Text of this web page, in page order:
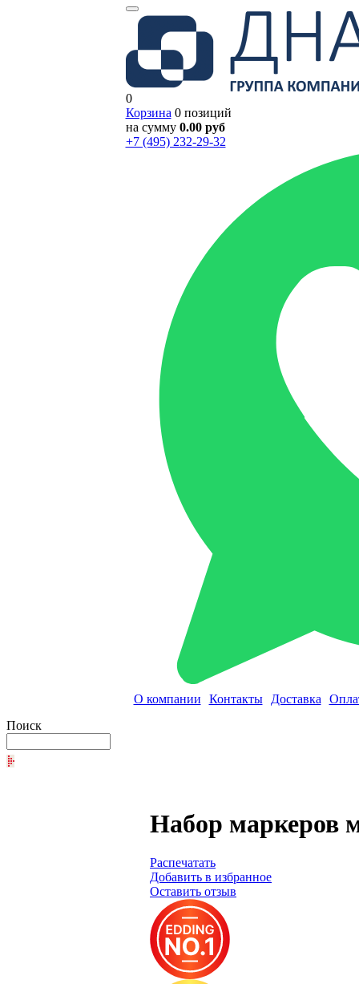
0
Корзина 0 позиций
на сумму 0.00 руб
+7 (495) 232-29-32
О компании Контакты Доставка
Поиск
Набор маркеров
Распечатать
Добавить в избранное
Оставить отзыв